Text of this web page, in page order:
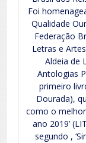
Foi
Qualidade
Federação
Letras e
Aldeia de
Antologias
primeiro
Dourada),
como o
ano 2019’
segundo ,